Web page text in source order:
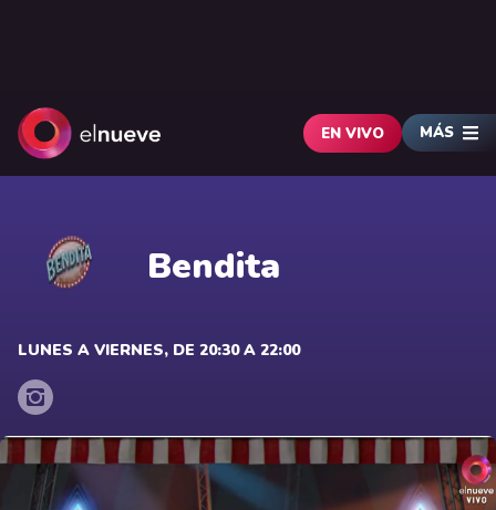
EN VIVO MÁS
Bendita
LUNES A VIERNES, DE 20:30 A 22:00